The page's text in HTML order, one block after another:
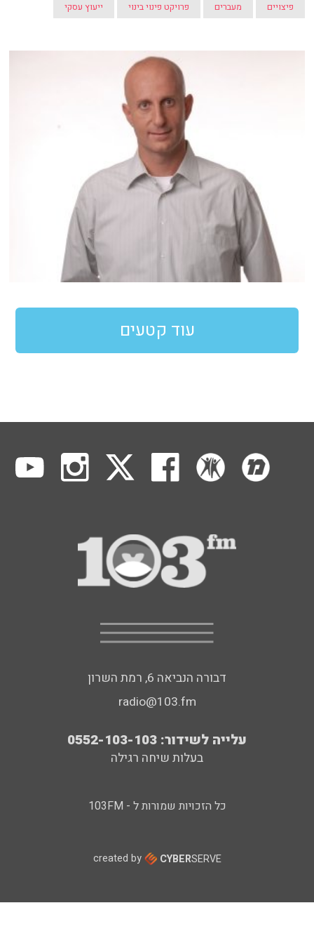
פיצויים מעברים פרויקט פינוי בינוי ייעוץ עסקי
עוד קטעים
דבורה הנביאה 6, רמת השרון
radio@103.fm
עלייה לשידור: 0552-103-103
בעלות שיחה רגילה
כל הזכויות שמורות ל - 103FM
created by CYBERSERVE